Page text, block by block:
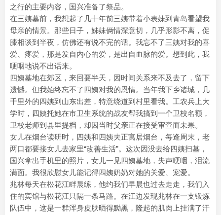
之行的主要内容，国兴准备了祭品。
在三姨墓前，我想起了几十年前三姨带着小表妹到青岛看望我
母亲的情景。那些日子，姊妹俩情深意切，几乎形影不离，促
膝相谈到半夜，仿佛还有说不完的话。我忘不了三姨对我的喜
爱、疼爱，那是发自内心的爱，是出自血脉的爱。想到此，我
哽咽地说不出话来。
四姨墓地在郊区，来回要半天，因时间关系来不及去了，留下
遗憾。但我始终忘不了四姨对我的恩情。当年我下乡诸城，几
千里外的四姨到山东出差，特意绕道到村里看我。工农兵上大
学时，四姨托她在市卫生系统的战友帮我搞到一个卫校名额，
卫校老师到县里提档，却因当时父亲正在接受审查而未果。
女儿在烟台读研时，四姨和四姨夫正寓居烟台，每逢周末，老
两口都要接女儿去家里“改善生活”。这次因没去给四姨扫墓，
国兴拿出手机里的照片，女儿一见四姨墓地，失声哽咽，泪流
满面。我很欣慰女儿能记得四姨奶奶对她的关爱、宠爱。
兆林每天在松花江畔晨练，他约我们早晨也过去走走，我们入
住的宾馆与松花江只隔一条马路。在江边发现兆林在一支锻炼
队伍中，这是一群浑身皮肤晒得黝黑，隆起的肌肉上挂满了汗